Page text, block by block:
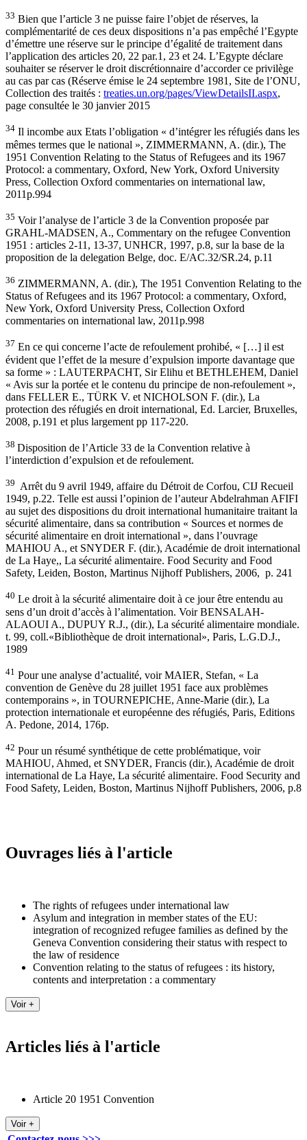
33 Bien que l’article 3 ne puisse faire l’objet de réserves, la
complémentarité de ces deux dispositions n’a pas empêché l’Egypte
d’émettre une réserve sur le principe d’égalité de traitement dans
l’application des articles 20, 22 par.1, 23 et 24. L’Egypte déclare
souhaiter se réserver le droit discrétionnaire d’accorder ce privilège
au cas par cas (Réserve émise le 24 septembre 1981, Site de l’ONU,
Collection des traités : treaties.un.org/pages/ViewDetailsII.aspx,
page consultée le 30 janvier 2015
34 Il incombe aux Etats l’obligation « d’intégrer les réfugiés dans les
mêmes termes que le national », ZIMMERMANN, A. (dir.), The
1951 Convention Relating to the Status of Refugees and its 1967
Protocol: a commentary, Oxford, New York, Oxford University
Press, Collection Oxford commentaries on international law,
2011p.994
35 Voir l’analyse de l’article 3 de la Convention proposée par
GRAHL-MADSEN, A., Commentary on the refugee Convention
1951 : articles 2-11, 13-37, UNHCR, 1997, p.8, sur la base de la
proposition de la delegation Belge, doc. E/AC.32/SR.24, p.11
36 ZIMMERMANN, A. (dir.), The 1951 Convention Relating to the
Status of Refugees and its 1967 Protocol: a commentary, Oxford,
New York, Oxford University Press, Collection Oxford
commentaries on international law, 2011p.998
37 En ce qui concerne l’acte de refoulement prohibé, « […] il est
évident que l’effet de la mesure d’expulsion importe davantage que
sa forme » : LAUTERPACHT, Sir Elihu et BETHLEHEM, Daniel
« Avis sur la portée et le contenu du principe de non-refoulement »,
dans FELLER E., TÜRK V. et NICHOLSON F. (dir.), La
protection des réfugiés en droit international, Ed. Larcier, Bruxelles,
2008, p.191 et plus largement pp 117-220.
38 Disposition de l’Article 33 de la Convention relative à
l’interdiction d’expulsion et de refoulement.
39 Arrêt du 9 avril 1949, affaire du Détroit de Corfou, CIJ Recueil
1949, p.22. Telle est aussi l’opinion de l’auteur Abdelrahman AFIFI
au sujet des dispositions du droit international humanitaire traitant la
sécurité alimentaire, dans sa contribution « Sources et normes de
sécurité alimentaire en droit international », dans l’ouvrage
MAHIOU A., et SNYDER F. (dir.), Académie de droit international
de La Haye,, La sécurité alimentaire. Food Security and Food
Safety, Leiden, Boston, Martinus Nijhoff Publishers, 2006, p. 241
40 Le droit à la sécurité alimentaire doit à ce jour être entendu au
sens d’un droit d’accès à l’alimentation. Voir BENSALAH-
ALAOUI A., DUPUY R.J., (dir.), La sécurité alimentaire mondiale.
t. 99, coll.«Bibliothèque de droit international», Paris, L.G.D.J.,
1989
41 Pour une analyse d’actualité, voir MAIER, Stefan, « La
convention de Genève du 28 juillet 1951 face aux problèmes
contemporains », in TOURNEPICHE, Anne-Marie (dir.), La
protection internationale et européenne des réfugiés, Paris, Editions
A. Pedone, 2014, 176p.
42 Pour un résumé synthétique de cette problématique, voir
MAHIOU, Ahmed, et SNYDER, Francis (dir.), Académie de droit
international de La Haye, La sécurité alimentaire. Food Security and
Food Safety, Leiden, Boston, Martinus Nijhoff Publishers, 2006, p.8
Ouvrages liés à l'article
The rights of refugees under international law
Asylum and integration in member states of the EU:
integration of recognized refugee families as defined by the
Geneva Convention considering their status with respect to
the law of residence
Convention relating to the status of refugees : its history,
contents and interpretation : a commentary
Articles liés à l'article
Article 20 1951 Convention